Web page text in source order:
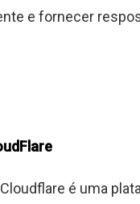
e fornecer
Cloudflare é uma